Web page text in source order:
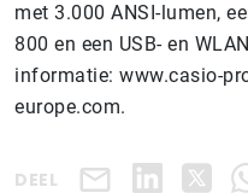
met 3.000 ANSI-lumen,
800 en een USB- en
informatie: www.casio-
europe.com.
DEEL